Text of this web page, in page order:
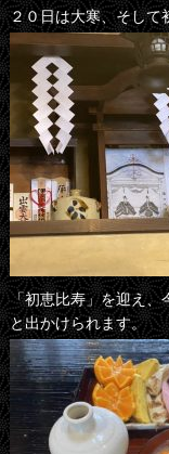
２０日は大寒、そして
「初恵比寿」を迎え、
と出かけられます。